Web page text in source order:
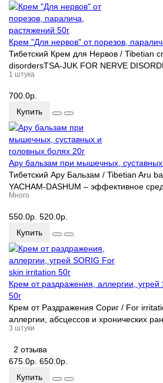
Крем "Для нервов" от порезов,
Тибетский Крем для Нервов / Tibetian
disordersTSA-JUK FOR NERVE
1 штука
700.0р.
Купить
Ару бальзам при мышечных,
Тибетский Ару Бальзам / Tibetian Aru
YACHAM-DASHUM – эффективное
Много
550.0р. 520.0р.
Купить
Крем от раздражения, аллергии,
50г
Крем от Раздражения Сориг / For
аллергии, абсцессов и хронических
3 штуки
2 отзыва
675.0р. 650.0р.
Купить